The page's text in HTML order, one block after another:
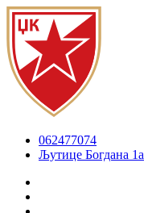
062477074
Љутице Богдана 1а